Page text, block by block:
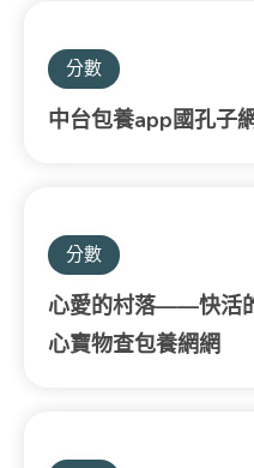
分數
中台包養app國孔子
分數
心愛的村落——快活
心寶物查包養網網